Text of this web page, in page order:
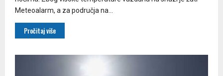
Meteoalarm, a za područja na...
Pročitaj više